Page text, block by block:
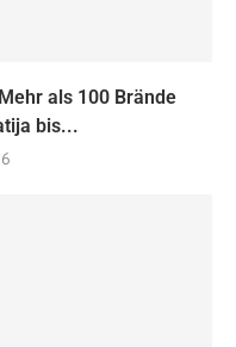
als 100 Brände
bis...